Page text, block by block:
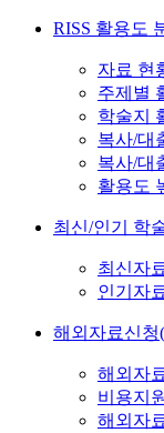
RISS 활용도
자료 현
주제별
학술지
복사/대
복사/대
활용도
최신/인기 학
최신자
인기자
해외자료신청
해외자
비용지
해외자